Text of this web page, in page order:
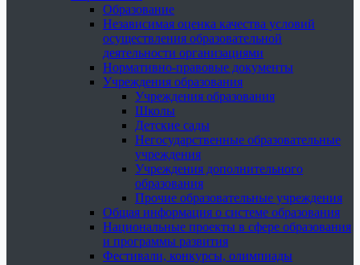
Образование
Независимая оценка качества условий
осуществления образовательной
деятельности организациями
Нормативно-правовые документы
Учреждения образования
Учреждения образования
Школы
Детские сады
Негосударственные образовательные
учреждения
Учреждения дополнительного
образования
Прочие образовательные учреждения
Общая информация о системе образования
Национальные проекты в сфере образования
и программы развития
Фестивали, конкурсы, олимпиады